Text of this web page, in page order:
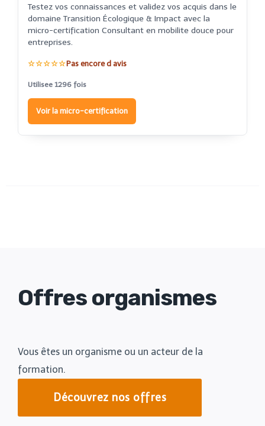
Testez vos connaissances et validez vos acquis dans le
domaine Transition Écologique & Impact avec la
micro-certification Consultant en mobilite douce pour
entreprises.
☆☆☆☆☆Pas encore d avis
Utilisee 1296 fois
Voir la micro-certification
Offres organismes
Vous êtes un organisme ou un acteur de la
formation.
Découvrez nos offres